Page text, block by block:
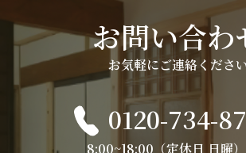
お問い合わ
お気軽にご連絡くださ
0120-734-
8:00~18:00（定休日 日曜）